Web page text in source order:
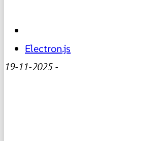
Electron.js
19-11-2025-